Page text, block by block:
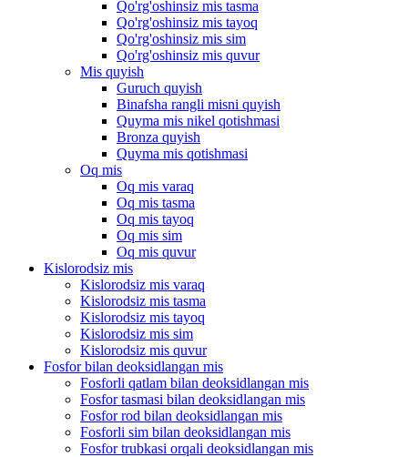
Qo'rg'oshinsiz mis tasma
Qo'rg'oshinsiz mis tayoq
Qo'rg'oshinsiz mis sim
Qo'rg'oshinsiz mis quvur
Mis quyish
Guruch quyish
Binafsha rangli misni quyish
Quyma mis nikel qotishmasi
Bronza quyish
Quyma mis qotishmasi
Oq mis
Oq mis varaq
Oq mis tasma
Oq mis tayoq
Oq mis sim
Oq mis quvur
Kislorodsiz mis
Kislorodsiz mis varaq
Kislorodsiz mis tasma
Kislorodsiz mis tayoq
Kislorodsiz mis sim
Kislorodsiz mis quvur
Fosfor bilan deoksidlangan mis
Fosforli qatlam bilan deoksidlangan mis
Fosfor tasmasi bilan deoksidlangan mis
Fosfor rod bilan deoksidlangan mis
Fosforli sim bilan deoksidlangan mis
Fosfor trubkasi orqali deoksidlangan mis